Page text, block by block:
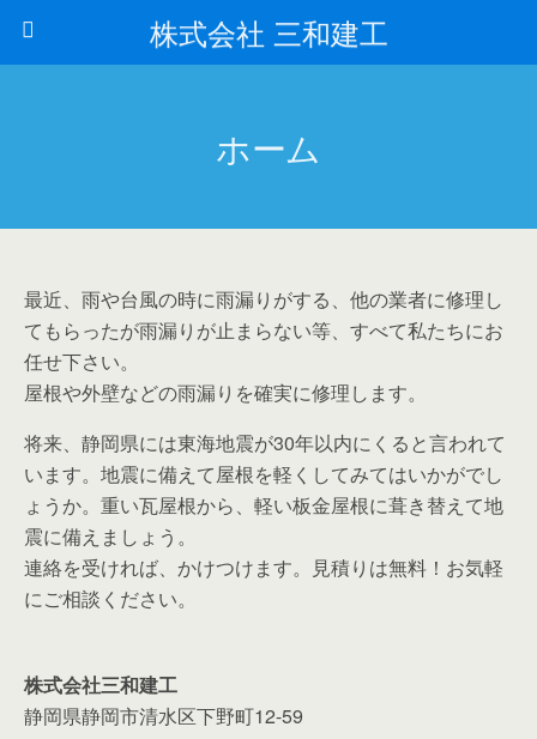
株式会社 三和建工
ホーム
最近、雨や台風の時に雨漏りがする、他の業者に修理し
てもらったが雨漏りが止まらない等、すべて私たちにお
任せ下さい。
屋根や外壁などの雨漏りを確実に修理します。
将来、静岡県には東海地震が30年以内にくると言われて
います。地震に備えて屋根を軽くしてみてはいかがでし
ょうか。重い瓦屋根から、軽い板金屋根に葺き替えて地
震に備えましょう。
連絡を受ければ、かけつけます。見積りは無料！お気軽
にご相談ください。
株式会社三和建工
静岡県静岡市清水区下野町12-59